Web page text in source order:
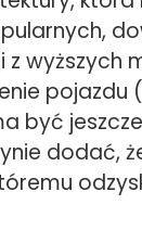
wyższych
być
dodać,